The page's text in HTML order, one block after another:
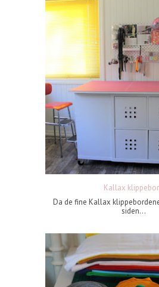
Kallax
Da de fine Kallax
siden...